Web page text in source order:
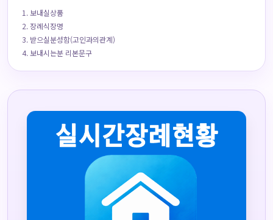
보내실상품
장례식장명
받으실분성함(고인과의관계)
보내시는분 리본문구